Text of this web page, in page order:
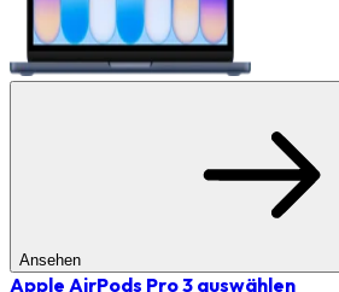
Ansehen
Apple AirPods Pro 3 auswählen